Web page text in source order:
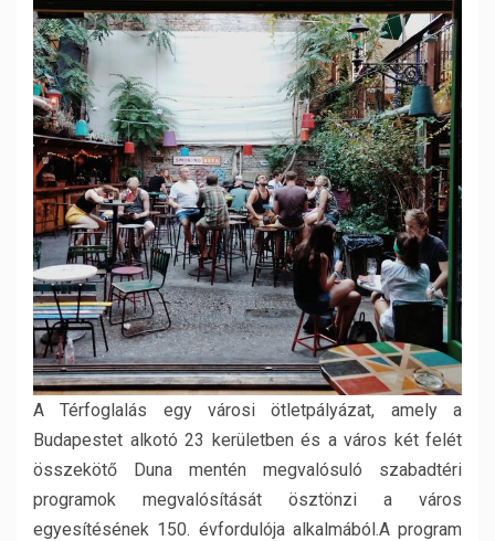
A Térfoglalás egy városi ötletpályázat, amely a
Budapestet alkotó 23 kerületben és a város két felét
összekötő Duna mentén megvalósuló szabadtéri
programok megvalósítását ösztönzi a város
egyesítésének 150. évfordulója alkalmából.A program